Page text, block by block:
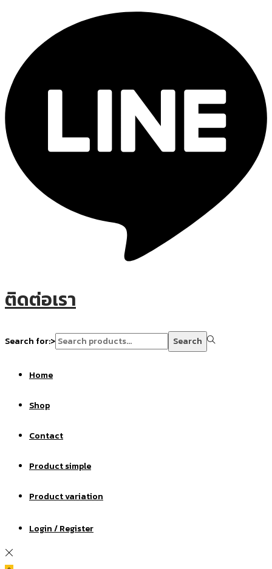
ติดต่อเรา
Search for:> Search
Home
Shop
Contact
Product simple
Product variation
Login / Register